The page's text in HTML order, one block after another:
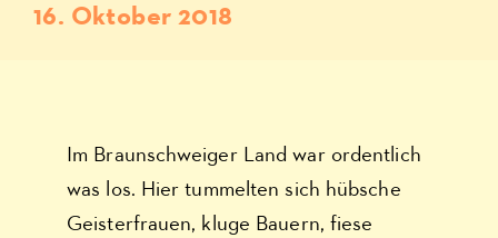
16. Oktober 2018
Im Braunschweiger Land war ordentlich
was los. Hier tummelten sich hübsche
Geisterfrauen, kluge Bauern, fiese